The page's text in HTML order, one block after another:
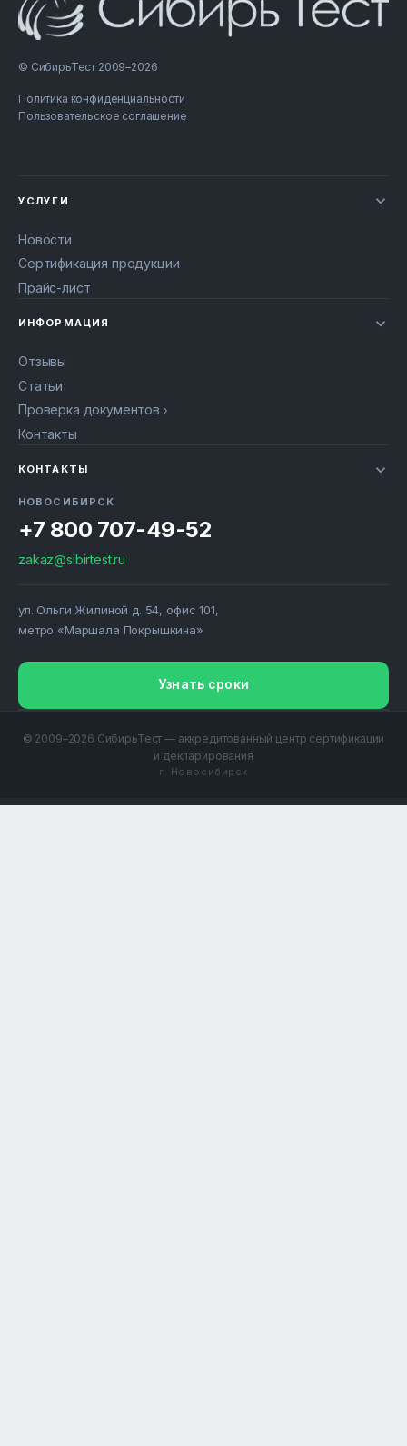
© СибирьТест 2009–2026
Политика конфиденциальности
Пользовательское соглашение
УСЛУГИ
Новости
Сертификация продукции
Прайс-лист
ИНФОРМАЦИЯ
Отзывы
Статьи
Проверка документов
Контакты
КОНТАКТЫ
НОВОСИБИРСК
+7 800 707-49-52
zakaz@sibirtest.ru
ул. Ольги Жилиной д. 54, офис 101,
метро «Маршала Покрышкина»
Узнать сроки
© 2009–2026 СибирьТест — аккредитованный центр сертификации
и декларирования
г. Новосибирск